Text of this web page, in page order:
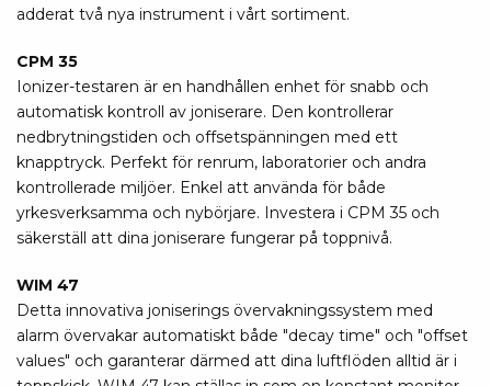
adderat två nya instrument i vårt sortiment.
CPM 35
Ionizer-testaren är en handhållen enhet för snabb och
automatisk kontroll av joniserare. Den kontrollerar
nedbrytningstiden och offsetspänningen med ett
knapptryck. Perfekt för renrum, laboratorier och andra
kontrollerade miljöer. Enkel att använda för både
yrkesverksamma och nybörjare. Investera i CPM 35 och
säkerställ att dina joniserare fungerar på toppnivå.
WIM 47
Detta innovativa joniserings övervakningssystem med
alarm övervakar automatiskt både "decay time" och "offset
values" och garanterar därmed att dina luftflöden alltid är i